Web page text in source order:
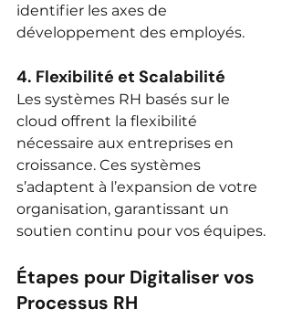
identifier les axes de
développement des employés.
4. Flexibilité et Scalabilité
Les systèmes RH basés sur le
cloud offrent la flexibilité
nécessaire aux entreprises en
croissance. Ces systèmes
s’adaptent à l’expansion de votre
organisation, garantissant un
soutien continu pour vos équipes.
Étapes pour Digitaliser vos
Processus RH